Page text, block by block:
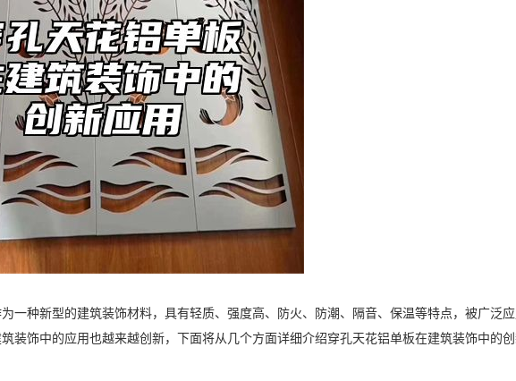
一种新型的建筑装饰材料，具有轻质、强度高、防火、防潮、隔音、保温等特点，被广泛
装饰中的应用也越来越创新，下面将从几个方面详细介绍穿孔天花铝单板在建筑装饰中的创